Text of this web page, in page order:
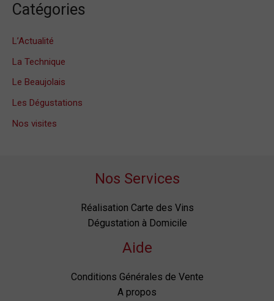
Catégories
L’Actualité
La Technique
Le Beaujolais
Les Dégustations
Nos visites
Nos Services
Réalisation Carte des Vins
Dégustation à Domicile
Aide
Conditions Générales de Vente
A propos